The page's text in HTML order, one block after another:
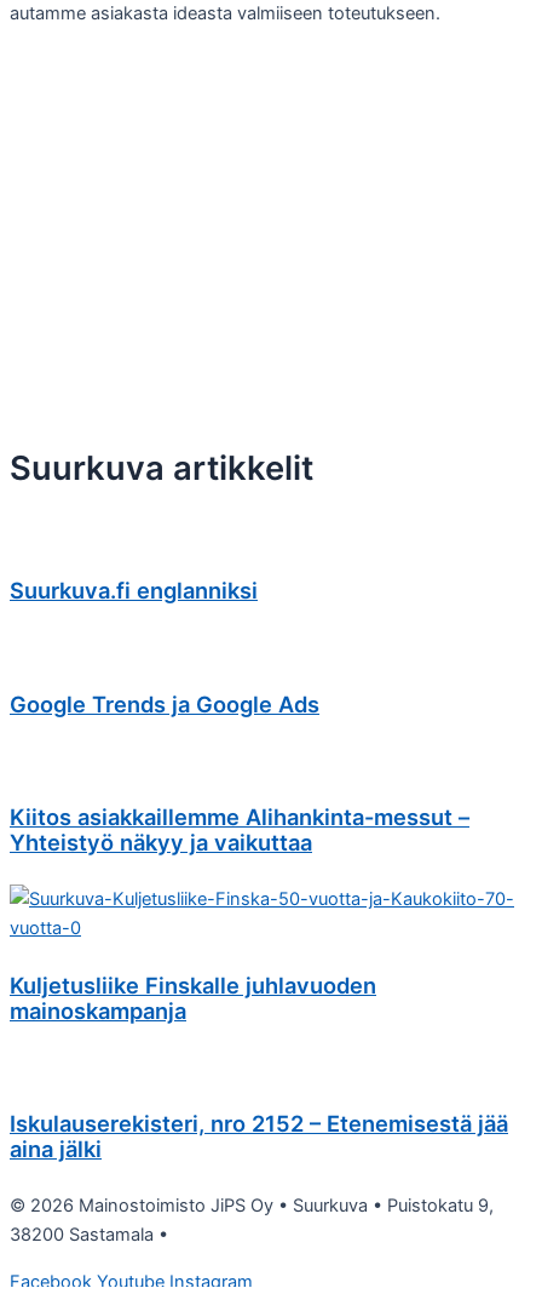
autamme asiakasta ideasta valmiiseen toteutukseen.
Suurkuva artikkelit
Suurkuva.fi englanniksi
Google Trends ja Google Ads
Kiitos asiakkaillemme Alihankinta-messut –
Yhteistyö näkyy ja vaikuttaa
Kuljetusliike Finskalle juhlavuoden
mainoskampanja
Iskulauserekisteri, nro 2152 – Etenemisestä jää
aina jälki
© 2026 Mainostoimisto JiPS Oy • Suurkuva • Puistokatu 9,
38200 Sastamala •
Facebook Youtube Instagram